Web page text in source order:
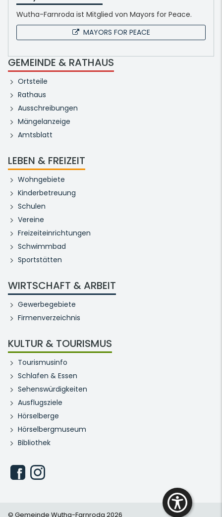
Wutha-Farnroda ist Mitglied von Mayors for Peace.
MAYORS FOR PEACE
GEMEINDE & RATHAUS
Ortsteile
Rathaus
Ausschreibungen
Mängelanzeige
Amtsblatt
LEBEN & FREIZEIT
Wohngebiete
Kinderbetreuung
Schulen
Vereine
Freizeiteinrichtungen
Schwimmbad
Sportstätten
WIRTSCHAFT & ARBEIT
Gewerbegebiete
Firmenverzeichnis
KULTUR & TOURISMUS
Tourismusinfo
Schlafen & Essen
Sehenswürdigkeiten
Ausflugsziele
Hörselberge
Hörselbergmuseum
Bibliothek
© Gemeinde Wutha-Farnroda 2026